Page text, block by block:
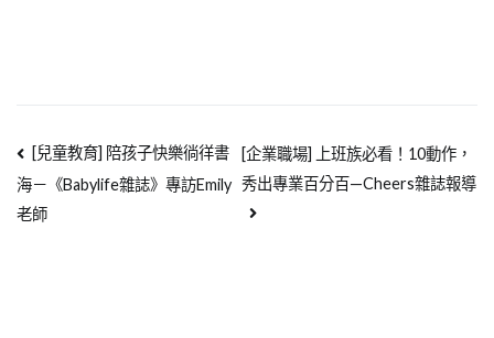
[兒童教育] 陪孩子快樂徜徉書
海－《Babylife雜誌》專訪Emily
老師
[企業職場] 上班族必看！10動作，
秀出專業百分百—Cheers雜誌報導